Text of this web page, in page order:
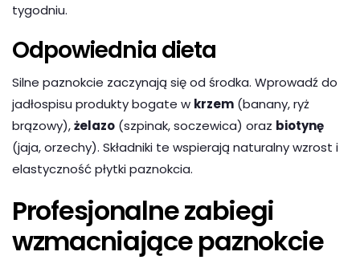
tygodniu.
Odpowiednia dieta
Silne paznokcie zaczynają się od środka. Wprowadź do
jadłospisu produkty bogate w krzem (banany, ryż
brązowy),żelazo (szpinak, soczewica) oraz biotynę
(jaja, orzechy). Składniki te wspierają naturalny wzrost i
elastyczność płytki paznokcia.
Profesjonalne zabiegi
wzmacniające paznokcie